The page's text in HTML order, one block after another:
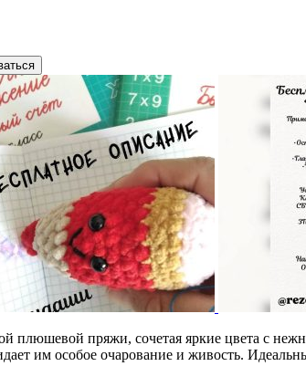
плюшевой пряжи, сочетая яркие цвета с
им особое очарование и живость.